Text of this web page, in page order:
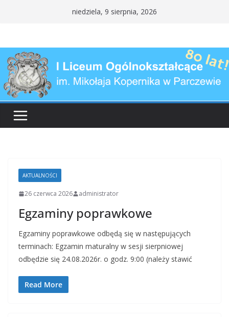
niedziela, 9 sierpnia, 2026
AKTUALNOŚCI
26 czerwca 2026 administrator
Egzaminy poprawkowe
Egzaminy poprawkowe odbędą się w następujących
terminach: Egzamin maturalny w sesji sierpniowej
odbędzie się 24.08.2026r. o godz. 9:00 (należy stawić
Read More